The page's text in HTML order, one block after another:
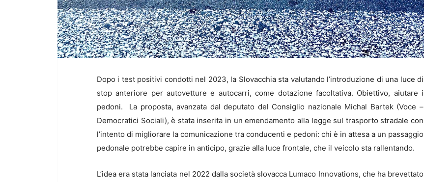
Dopo i test positivi condotti nel 2023, la Slovacchia sta valutando l’introduzione di una luce di
stop anteriore per autovetture e autocarri, come dotazione facoltativa. Obiettivo, aiutare i
pedoni. La proposta, avanzata dal deputato del Consiglio nazionale Michal Bartek (Voce –
Democratici Sociali), è stata inserita in un emendamento alla legge sul trasporto stradale con
l’intento di migliorare la comunicazione tra conducenti e pedoni: chi è in attesa a un passaggio
pedonale potrebbe capire in anticipo, grazie alla luce frontale, che il veicolo sta rallentando.
L’idea era stata lanciata nel 2022 dalla società slovacca Lumaco Innovations, che ha brevettato